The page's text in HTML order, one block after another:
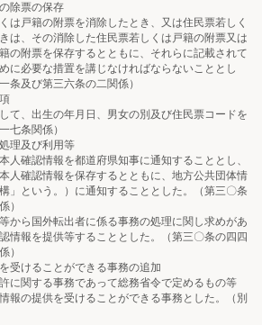
除票の保存
は戸籍の附票を消除したとき、又は住民票若しく
は、その消除した住民票若しくは戸籍の附票又は
の附票を保存するとともに、それらに記載されて
に必要な措置を講じなければならないこととし
条及び第三六条の二関係）
て、出生の年月日、男女の別及び住民票コードを
七条関係）
理及び利用等
認情報を都道府県知事に通知することとし、
人確認情報を保存するとともに、地方公共団体情
」という。）に通知することとした。（第三〇条
）
ら国外転出者に係る事務の処理に関し求めがあ
情報を提供等することとした。（第三〇条の四四
）
けることができる事務の追加
に関する事務であって総務省令で定めるもの等
報の提供を受けることができる事務とした。（別